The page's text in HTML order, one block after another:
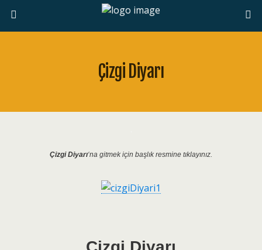
Çizgi Diyarı
Çizgi Diyarı‘na gitmek için başlık resmine tıklayınız.